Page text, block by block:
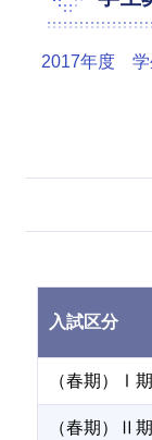
2017年度 学
入試区分
（春期）Ⅰ期
（春期）Ⅱ期